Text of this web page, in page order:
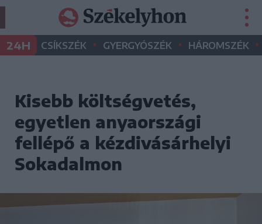
24H CSÍKSZÉK • GYERGYÓSZÉK • HÁROMSZÉK •
Kisebb költségvetés,
egyetlen anyaországi
fellépő a kézdivásárhelyi
Sokadalmon